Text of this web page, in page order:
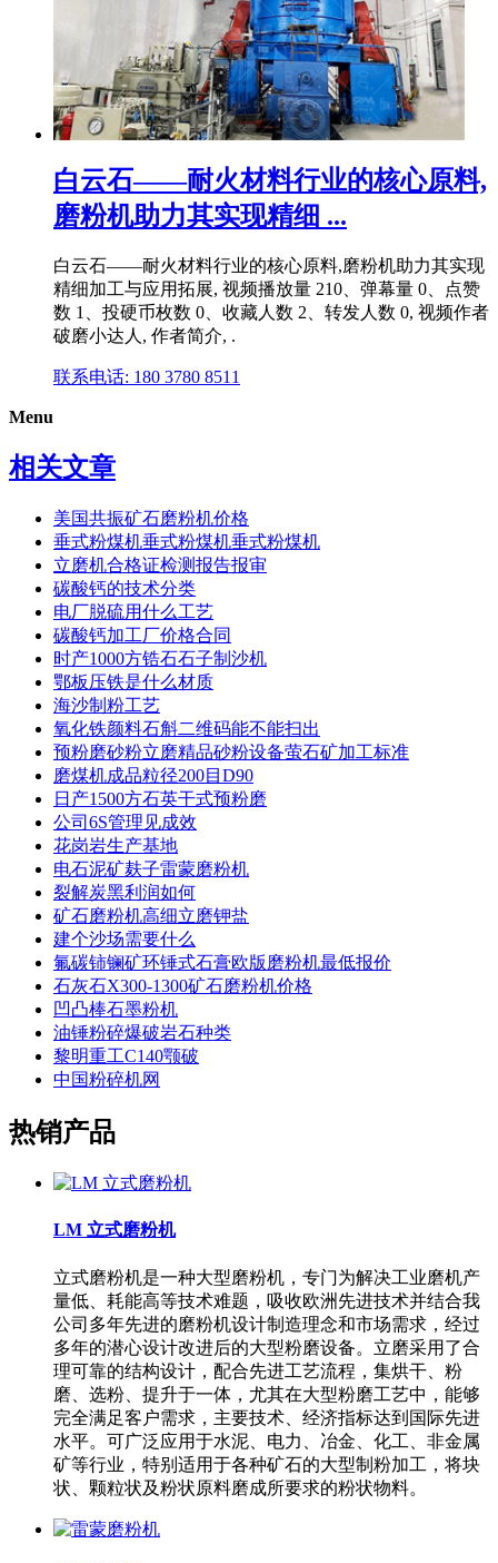
白云石——耐火材料行业的核心原料,
磨粉机助力其实现精细 ...
白云石——耐火材料行业的核心原料,磨粉机助力其实现
精细加工与应用拓展, 视频播放量 210、弹幕量 0、点赞
数 1、投硬币枚数 0、收藏人数 2、转发人数 0, 视频作者
破磨小达人, 作者简介, .
联系电话: 180 3780 8511
Menu
相关文章
美国共振矿石磨粉机价格
垂式粉煤机垂式粉煤机垂式粉煤机
立磨机合格证检测报告报审
碳酸钙的技术分类
电厂脱硫用什么工艺
碳酸钙加工厂价格合同
时产1000方锆石石子制沙机
鄂板压铁是什么材质
海沙制粉工艺
氧化铁颜料石斛二维码能不能扫出
预粉磨砂粉立磨精品砂粉设备萤石矿加工标准
磨煤机成品粒径200目D90
日产1500方石英干式预粉磨
公司6S管理见成效
花岗岩生产基地
电石泥矿麸子雷蒙磨粉机
裂解炭黑利润如何
矿石磨粉机高细立磨钾盐
建个沙场需要什么
氟碳铈镧矿环锤式石膏欧版磨粉机最低报价
石灰石X300-1300矿石磨粉机价格
凹凸棒石墨粉机
油锤粉碎爆破岩石种类
黎明重工C140颚破
中国粉碎机网
热销产品
LM 立式磨粉机
立式磨粉机是一种大型磨粉机，专门为解决工业磨机产
量低、耗能高等技术难题，吸收欧洲先进技术并结合我
公司多年先进的磨粉机设计制造理念和市场需求，经过
多年的潜心设计改进后的大型粉磨设备。立磨采用了合
理可靠的结构设计，配合先进工艺流程，集烘干、粉
磨、选粉、提升于一体，尤其在大型粉磨工艺中，能够
完全满足客户需求，主要技术、经济指标达到国际先进
水平。可广泛应用于水泥、电力、冶金、化工、非金属
矿等行业，特别适用于各种矿石的大型制粉加工，将块
状、颗粒状及粉状原料磨成所要求的粉状物料。